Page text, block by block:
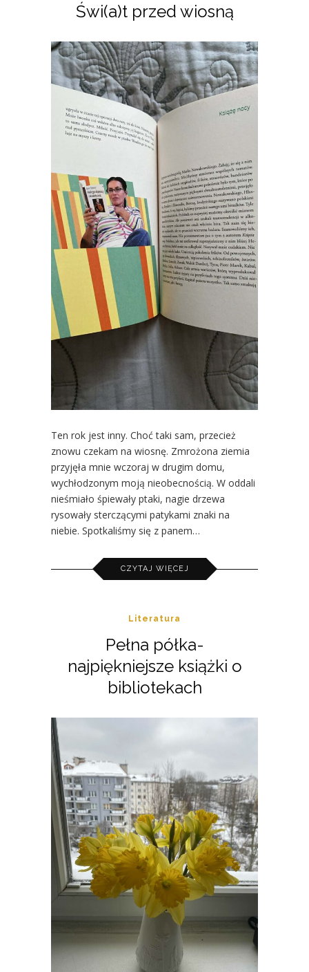
Świ(a)t przed wiosną
Ten rok jest inny. Choć taki sam, przecież
znowu czekam na wiosnę. Zmrożona ziemia
przyjęła mnie wczoraj w drugim domu,
wychłodzonym moją nieobecnością. W oddali
nieśmiało śpiewały ptaki, nagie drzewa
rysowały sterczącymi patykami znaki na
niebie. Spotkaliśmy się z panem…
CZYTAJ WIĘCEJ
Literatura
Pełna półka-
najpiękniejsze książki o
bibliotekach